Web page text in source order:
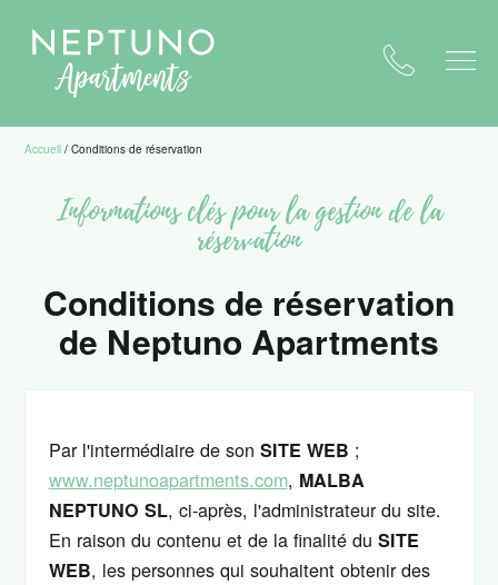
Accueil / Conditions de réservation
Informations clés pour la gestion de la
réservation
Conditions de réservation
de Neptuno Apartments
Par l'intermédiaire de son SITE WEB ;
www.neptunoapartments.com, MALBA
NEPTUNO SL, ci-après, l'administrateur du site.
En raison du contenu et de la finalité du SITE
WEB, les personnes qui souhaitent obtenir des